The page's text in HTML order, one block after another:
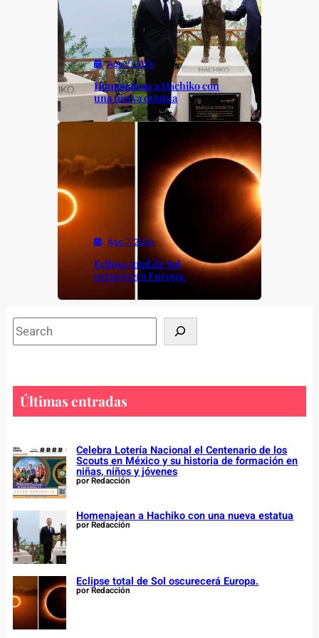
Ago 7, 2026
Homenajean a Hachiko con
una nueva estatua
Ago 7, 2026
Eclipse total de Sol
oscurecerá Europa.
S
e
r
h
Últimas entradas
Celebra Lotería Nacional el Centenario de los
Scouts en México y su historia de formación en
niñas, niños y jóvenes
por Redacción
Homenajean a Hachiko con una nueva estatua
por Redacción
Eclipse total de Sol oscurecerá Europa.
por Redacción